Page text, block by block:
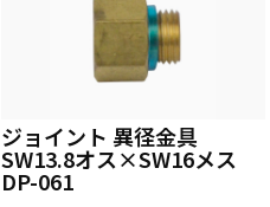
ジョイント 異径金具
SW13.8オス×SW16メス
DP-061